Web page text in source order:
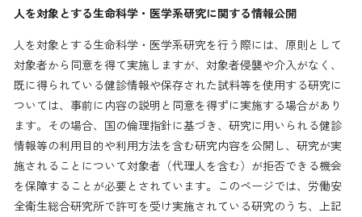
人を対象とする生命科学・医学系研究に関する情報公開
人を対象とする生命科学・医学系研究を行う際には、原則として
対象者から同意を得て実施しますが、対象者侵襲や介入がなく、
既に得られている健診情報や保存された試料等を使用する研究に
ついては、事前に内容の説明と同意を得ずに実施する場合があり
ます。その場合、国の倫理指針に基づき、研究に用いられる健診
情報等の利用目的や利用方法を含む研究内容を公開し、研究が実
施されることについて対象者（代理人を含む）が拒否できる機会
を保障することが必要とされています。このページでは、労働安
全衛生総合研究所で許可を受け実施されている研究のうち、上記